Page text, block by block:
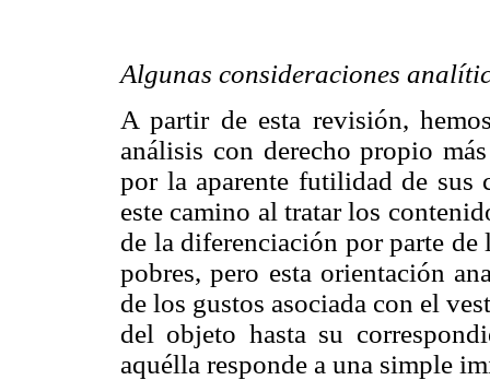
Algunas consideraciones
A partir de esta revisión,
análisis con derecho propio
por la aparente futilidad de sus
este camino al tratar los
de la diferenciación por parte de
pobres, pero esta orientación
de los gustos asociada con el
del objeto hasta su
aquélla responde a una simple